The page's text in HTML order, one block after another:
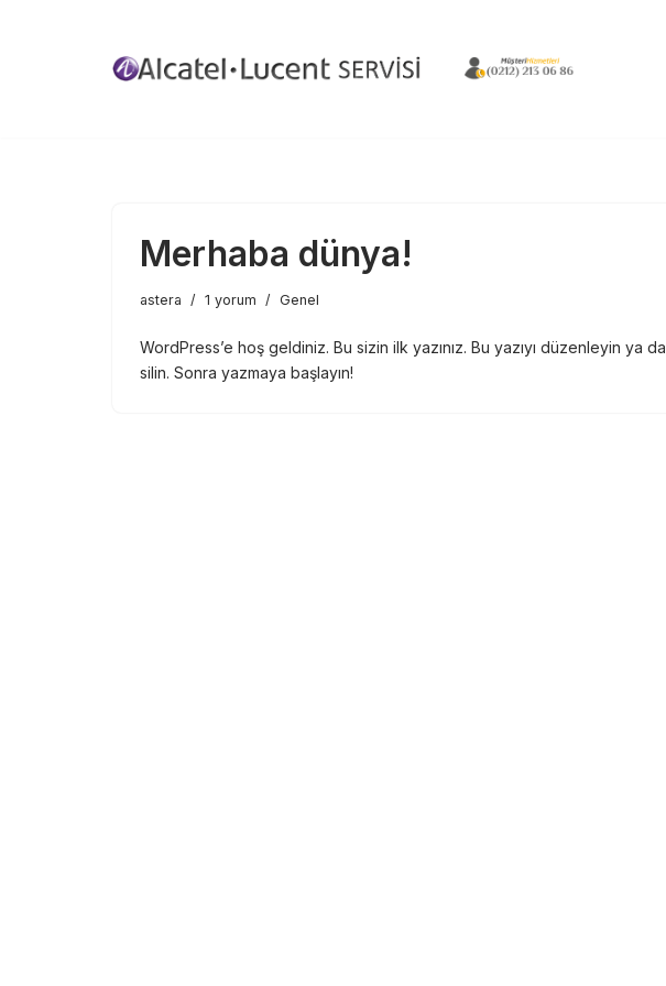
Merhaba dünya!
astera 1 yorum Genel
WordPress’e hoş geldiniz. Bu sizin ilk yazınız. Bu yazıyı düzenleyin ya da
silin. Sonra yazmaya başlayın!